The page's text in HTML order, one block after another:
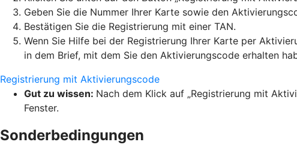
Geben Sie die Nummer Ihrer Karte sowie den
Bestätigen Sie die Registrierung mit einer TAN.
Wenn Sie Hilfe bei der Registrierung Ihrer Karte per
in dem Brief, mit dem Sie den Aktivierungscode erhalten
Registrierung mit Aktivierungscode
Gut zu wissen: Nach dem Klick auf „Registrierung mit
Fenster.
Sonderbedingungen